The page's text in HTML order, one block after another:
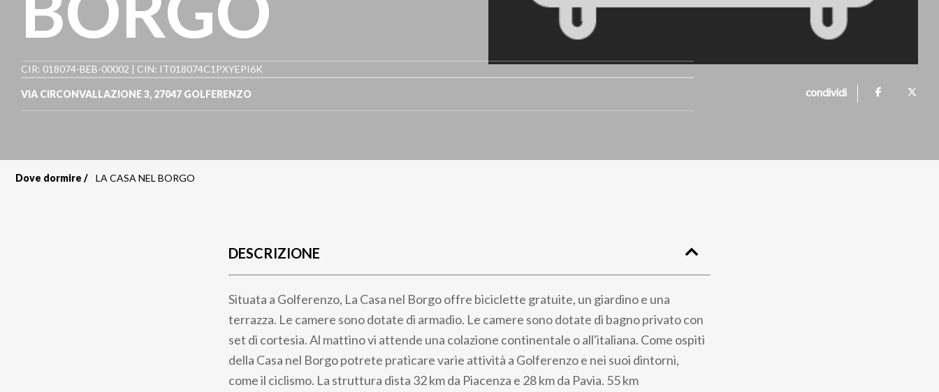
CIR: 018074-BEB-00002 | CIN: IT018074C1PXYEPI6K
VIA CIRCONVALLAZIONE 3, 27047 GOLFERENZO condividi
Dove dormire LA CASA NEL BORGO
DESCRIZIONE
Situata a Golferenzo, La Casa nel Borgo offre biciclette gratuite, un giardino e una
terrazza. Le camere sono dotate di armadio. Le camere sono dotate di bagno privato con
set di cortesia. Al mattino vi attende una colazione continentale o all'italiana. Come ospiti
della Casa nel Borgo potrete praticare varie attività a Golferenzo e nei suoi dintorni,
come il ciclismo. La struttura dista 32 km da Piacenza e 28 km da Pavia. 55 km